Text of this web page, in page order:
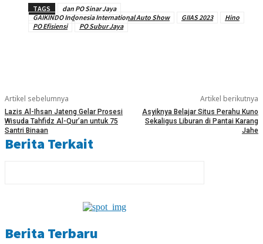
TAGS
dan PO Sinar Jaya
GAIKINDO Indonesia International Auto Show
GIIAS 2023
Hino
PO Efisiensi
PO Subur Jaya
Artikel sebelumnya
Lazis Al-Ihsan Jateng Gelar Prosesi
Wisuda Tahfidz Al-Qur’an untuk 75
Santri Binaan
Artikel berikutnya
Asyiknya Belajar Situs Perahu Kuno
Sekaligus Liburan di Pantai Karang
Jahe
Berita Terkait
Berita Terbaru